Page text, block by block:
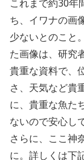
これまで約30年
ち、イワナの画
少ないとのこと
た画像は、研究
貴重な資料で、
さ、天気など貴
に、貴重な魚た
ないので安心し
さらに、ここ神
に。詳しくは下